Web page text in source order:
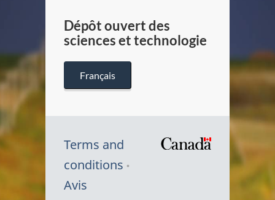
Dépôt ouvert des
sciences et technologie
Français
Terms and
conditions
Avis
Symbole